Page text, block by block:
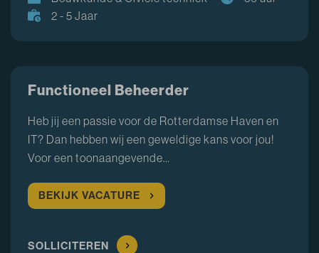
2 - 5 Jaar
Functioneel Beheerder
Heb jij een passie voor de Rotterdamse Haven en
IT? Dan hebben wij een geweldige kans voor jou!
Voor een toonaangevende…
BEKIJK VACATURE
SOLLICITEREN